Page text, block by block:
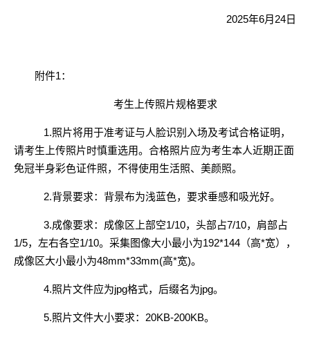
2025年6月24日
附件1：
考生上传照片规格要求
1.照片将用于准考证与人脸识别入场及考试合格证明，
请考生上传照片时慎重选用。合格照片应为考生本人近期正面
免冠半身彩色证件照，不得使用生活照、美颜照。
2.背景要求：背景布为浅蓝色，要求垂感和吸光好。
3.成像要求：成像区上部空1/10，头部占7/10，肩部占
1/5，左右各空1/10。采集图像大小最小为192*144（高*宽），
成像区大小最小为48mm*33mm(高*宽)。
4.照片文件应为jpg格式，后缀名为jpg。
5.照片文件大小要求：20KB-200KB。